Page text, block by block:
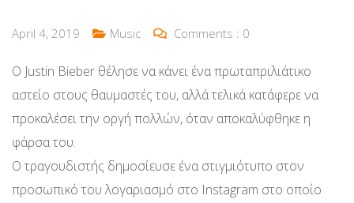
April 4, 2019 Music Comments : 0
O Justin Bieber θέλησε να κάνει ένα πρωταπριλιάτικο
αστείο στους θαυμαστές του, αλλά τελικά κατάφερε να
προκαλέσει την οργή πολλών, όταν αποκαλύφθηκε η
φάρσα του.
Ο τραγουδιστής δημοσίευσε ένα στιγμιότυπο στον
προσωπικό του λογαριασμό στο Instagram στο οποίο